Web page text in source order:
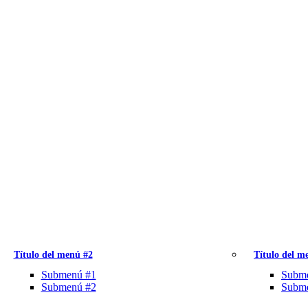
Título del menú #2
Submenú #1
Submenú #2
Título del